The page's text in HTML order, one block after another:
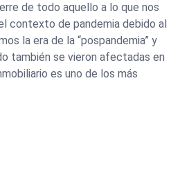
de todo aquello a lo que nos
contexto de pandemia debido al
la era de la “pospandemia” y
también se vieron afectadas en
es uno de los más